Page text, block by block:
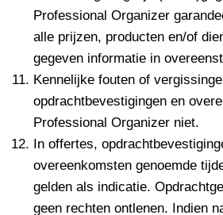
Professional Organizer
alle prijzen, producten en/of
gegeven informatie in
Kennelijke fouten of
opdrachtbevestigingen en
Professional Organizer niet.
In offertes,
overeenkomsten genoemde
gelden als indicatie.
geen rechten ontlenen. Indien